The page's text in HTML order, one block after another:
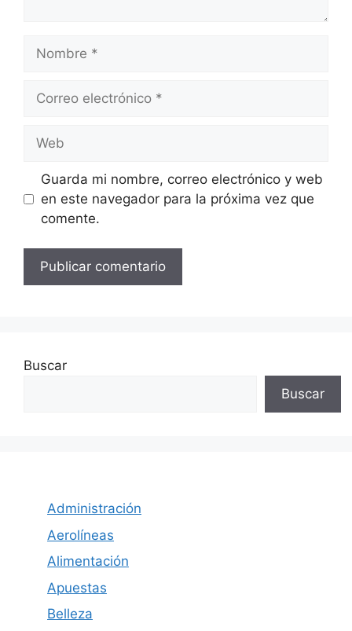
electrónico
Guarda mi nombre, correo electrónico y web
en este navegador para la próxima vez que
comente.
Buscar
Buscar
Administración
Aerolíneas
Alimentación
Apuestas
Belleza